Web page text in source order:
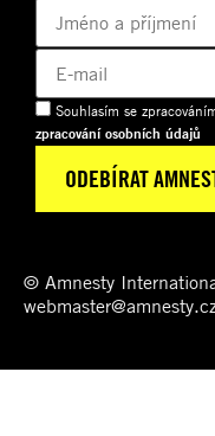
Souhlasím se
zpracování osobních údajů
© Amnesty